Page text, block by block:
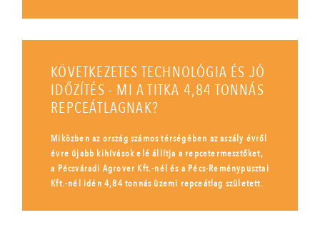
KÖVETKEZETES TECHNOLÓGIA ÉS JÓ
IDŐZÍTÉS - MI A TITKA 4,84 TONNÁS
REPCEÁTLAGNAK?
Miközben az ország számos térségében az aszály évről
évre újabb kihívások elé állítja a repcetermesztőket,
a Pécsváradi Agrover Kft.-nél és a Pécs-Reménypusztai
Kft.-nél idén 4,84 tonnás üzemi repceátlag született.